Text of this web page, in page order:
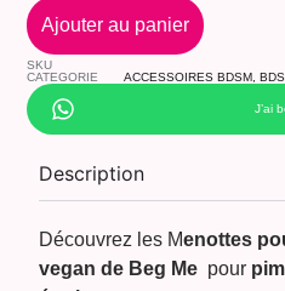
Ajouter au panier
SKU
CATEGORIE
ACCESSOIRES BDSM,
J’ai
Description
Découvrez les Menottes
vegan de Beg Me pour